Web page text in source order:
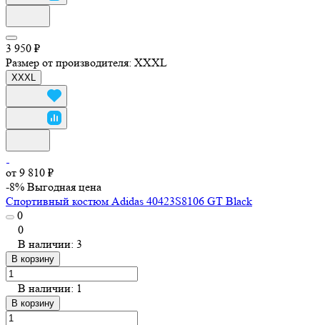
3 950 ₽
Размер от производителя: XXXL
XXXL
от 9 810 ₽
-8% Выгодная цена
Спортивный костюм Adidas 40423S8106 GT Black
0
0
В наличии: 3
В корзину
В наличии: 1
В корзину